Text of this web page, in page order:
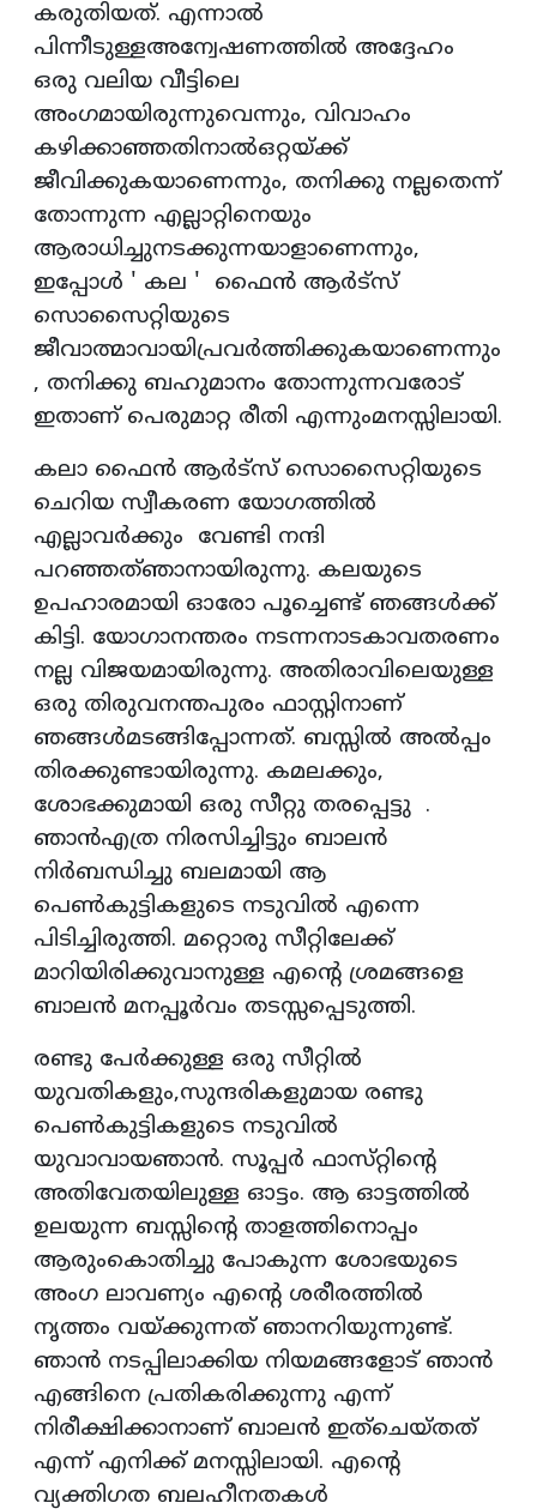
കരുതിയത്. എന്നാൽ
പിന്നീടുള്ളഅന്വേഷണത്തിൽ അദ്ദേഹം
ഒരു വലിയ വീട്ടിലെ
അംഗമായിരുന്നുവെന്നും, വിവാഹം
കഴിക്കാഞ്ഞതിനാൽഒറ്റയ്‌ക്ക്‌
ജീവിക്കുകയാണെന്നും, തനിക്കു നല്ലതെന്ന്
തോന്നുന്ന എല്ലാറ്റിനെയും
ആരാധിച്ചുനടക്കുന്നയാളാണെന്നും,
ഇപ്പോൾ ' കല ' ഫൈൻ ആർട്സ്
സൊസൈറ്റിയുടെ
ജീവാത്മാവായിപ്രവർത്തിക്കുകയാണെന്നും
, തനിക്കു ബഹുമാനം തോന്നുന്നവരോട്
ഇതാണ് പെരുമാറ്റ രീതി എന്നുംമനസ്സിലായി.
കലാ ഫൈൻ ആർട്സ് സൊസൈറ്റിയുടെ
ചെറിയ സ്വീകരണ യോഗത്തിൽ
എല്ലാവർക്കും വേണ്ടി നന്ദി
പറഞ്ഞത്ഞാനായിരുന്നു. കലയുടെ
ഉപഹാരമായി ഓരോ പൂച്ചെണ്ട് ഞങ്ങൾക്ക്
കിട്ടി. യോഗാനന്തരം നടന്നനാടകാവതരണം
നല്ല വിജയമായിരുന്നു. അതിരാവിലെയുള്ള
ഒരു തിരുവനന്തപുരം ഫാസ്റ്റിനാണ്
ഞങ്ങൾമടങ്ങിപ്പോന്നത്. ബസ്സിൽ അൽപ്പം
തിരക്കുണ്ടായിരുന്നു. കമലക്കും,
ശോഭക്കുമായി ഒരു സീറ്റു തരപ്പെട്ടു .
ഞാൻഎത്ര നിരസിച്ചിട്ടും ബാലൻ
നിർബന്ധിച്ചു ബലമായി ആ
പെൺകുട്ടികളുടെ നടുവിൽ എന്നെ
പിടിച്ചിരുത്തി. മറ്റൊരു സീറ്റിലേക്ക്
മാറിയിരിക്കുവാനുള്ള എന്റെ ശ്രമങ്ങളെ
ബാലൻ മനപ്പൂർവം തടസ്സപ്പെടുത്തി.
രണ്ടു പേർക്കുള്ള ഒരു സീറ്റിൽ
യുവതികളും,സുന്ദരികളുമായ രണ്ടു
പെൺകുട്ടികളുടെ നടുവിൽ
യുവാവായഞാൻ. സൂപ്പർ ഫാസ്‌റ്റിന്റെ
അതിവേതയിലുള്ള ഓട്ടം. ആ ഓട്ടത്തിൽ
ഉലയുന്ന ബസ്സിന്റെ താളത്തിനൊപ്പം
ആരുംകൊതിച്ചു പോകുന്ന ശോഭയുടെ
അംഗ ലാവണ്യം എന്റെ ശരീരത്തിൽ
നൃത്തം വയ്ക്കുന്നത് ഞാനറിയുന്നുണ്ട്.
ഞാൻ നടപ്പിലാക്കിയ നിയമങ്ങളോട് ഞാൻ
എങ്ങിനെ പ്രതികരിക്കുന്നു എന്ന്
നിരീക്ഷിക്കാനാണ് ബാലൻ ഇത്ചെയ്തത്
എന്ന് എനിക്ക് മനസ്സിലായി. എന്റെ
വ്യക്തിഗത ബലഹീനതകൾ